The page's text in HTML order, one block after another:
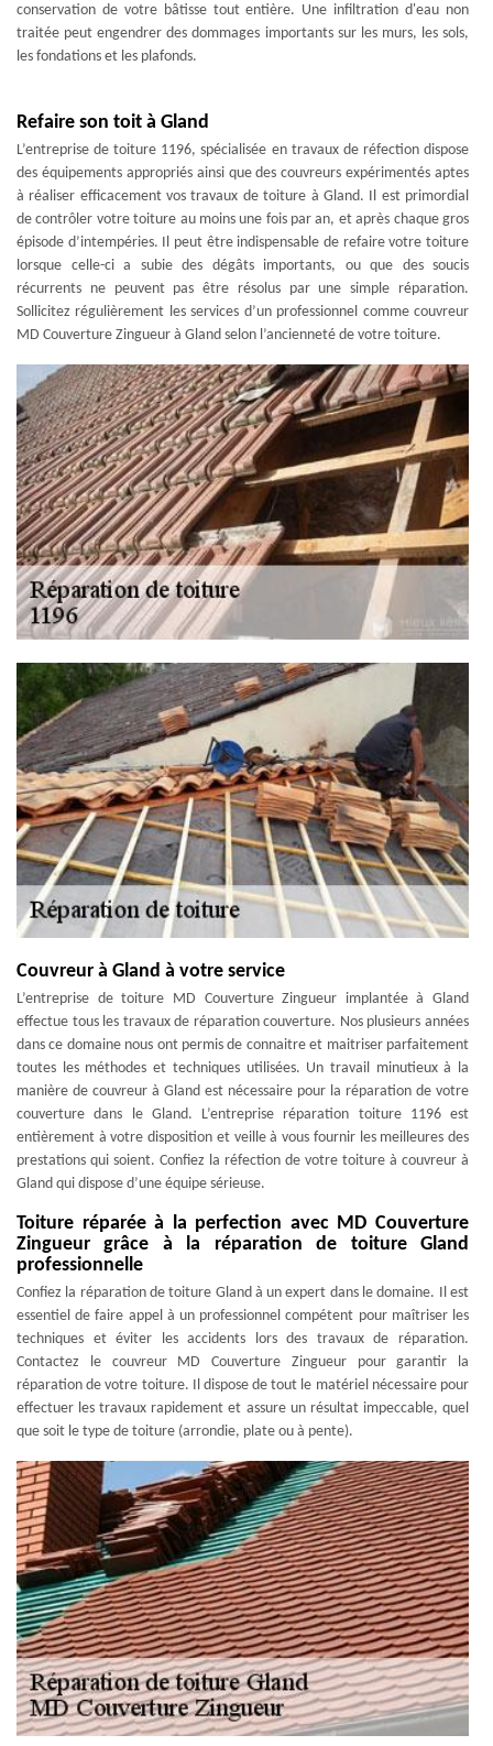
conservation de votre bâtisse tout entière. Une infiltration d'eau non
traitée peut engendrer des dommages importants sur les murs, les sols,
les fondations et les plafonds.
Refaire son toit à Gland
L’entreprise de toiture 1196, spécialisée en travaux de réfection dispose
des équipements appropriés ainsi que des couvreurs expérimentés aptes
à réaliser efficacement vos travaux de toiture à Gland. Il est primordial
de contrôler votre toiture au moins une fois par an, et après chaque gros
épisode d’intempéries. Il peut être indispensable de refaire votre toiture
lorsque celle-ci a subie des dégâts importants, ou que des soucis
récurrents ne peuvent pas être résolus par une simple réparation.
Sollicitez régulièrement les services d’un professionnel comme couvreur
MD Couverture Zingueur à Gland selon l’ancienneté de votre toiture.
Couvreur à Gland à votre service
L’entreprise de toiture MD Couverture Zingueur implantée à Gland
effectue tous les travaux de réparation couverture. Nos plusieurs années
dans ce domaine nous ont permis de connaitre et maitriser parfaitement
toutes les méthodes et techniques utilisées. Un travail minutieux à la
manière de couvreur à Gland est nécessaire pour la réparation de votre
couverture dans le Gland. L’entreprise réparation toiture 1196 est
entièrement à votre disposition et veille à vous fournir les meilleures des
prestations qui soient. Confiez la réfection de votre toiture à couvreur à
Gland qui dispose d’une équipe sérieuse.
Toiture réparée à la perfection avec MD Couverture
Zingueur grâce à la réparation de toiture Gland
professionnelle
Confiez la réparation de toiture Gland à un expert dans le domaine. Il est
essentiel de faire appel à un professionnel compétent pour maîtriser les
techniques et éviter les accidents lors des travaux de réparation.
Contactez le couvreur MD Couverture Zingueur pour garantir la
réparation de votre toiture. Il dispose de tout le matériel nécessaire pour
effectuer les travaux rapidement et assure un résultat impeccable, quel
que soit le type de toiture (arrondie, plate ou à pente).